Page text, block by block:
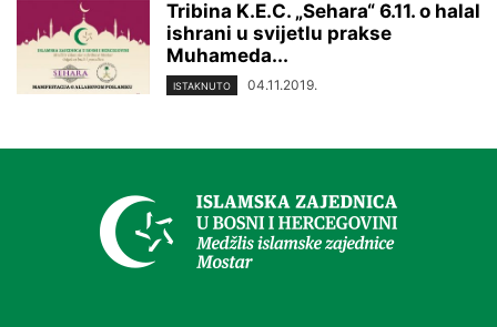
Tribina K.E.C. „Sehara“ 6.11. o halal
ishrani u svijetlu prakse
Muhameda...
ISTAKNUTO 04.11.2019.